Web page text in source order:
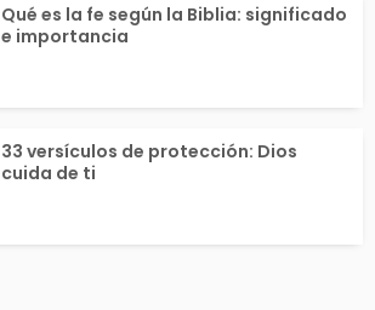
Qué es la fe según la Biblia: significado
e importancia
33 versículos de protección: Dios
cuida de ti